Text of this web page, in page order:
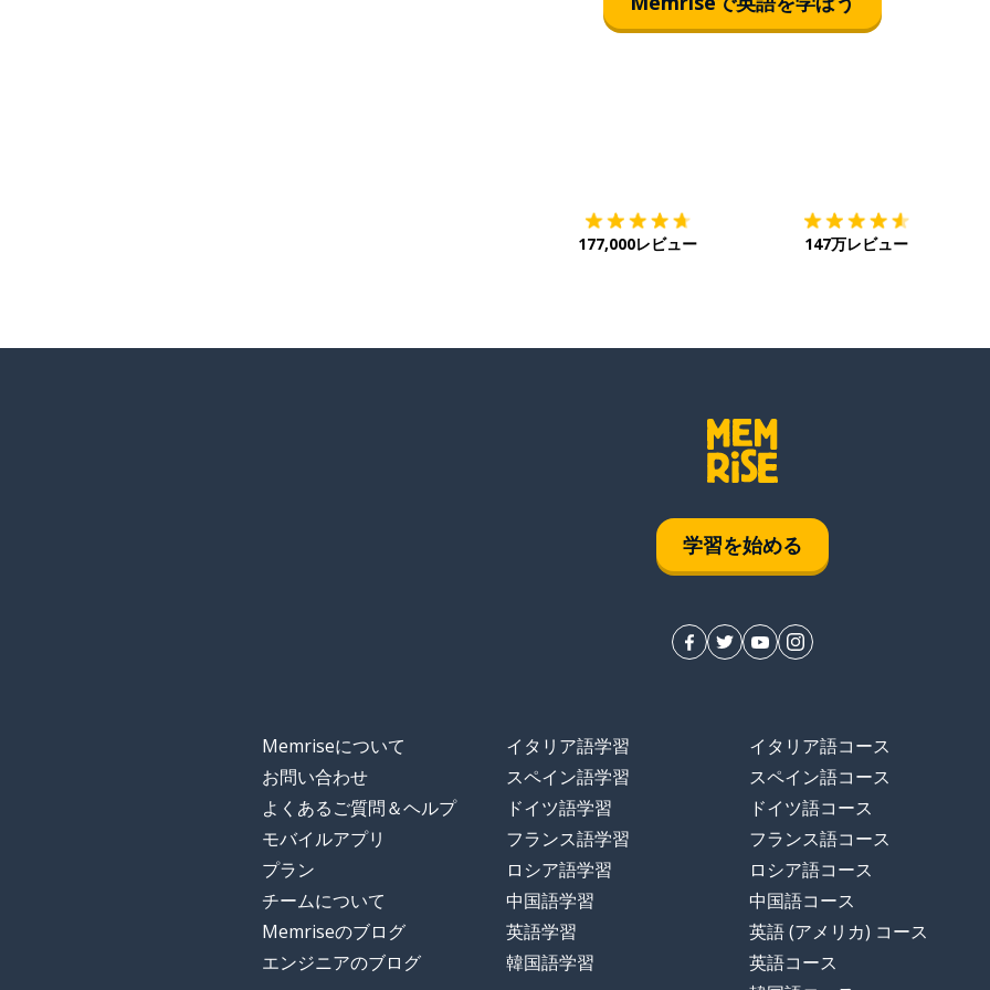
177,000レビュー 147万レビュー
学習を始める
Memriseについて
お問い合わせ
よくあるご質問＆ヘルプ
モバイルアプリ
プラン
チームについて
Memriseのブログ
エンジニアのブログ
イタリア語学習
スペイン語学習
ドイツ語学習
フランス語学習
ロシア語学習
中国語学習
英語学習
韓国語学習
イタリア語コース
スペイン語コース
ドイツ語コース
フランス語コース
ロシア語コース
中国語コース
英語 (アメリカ) コース
英語コース